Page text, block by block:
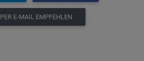
PER E-MAIL EMPFEHLEN